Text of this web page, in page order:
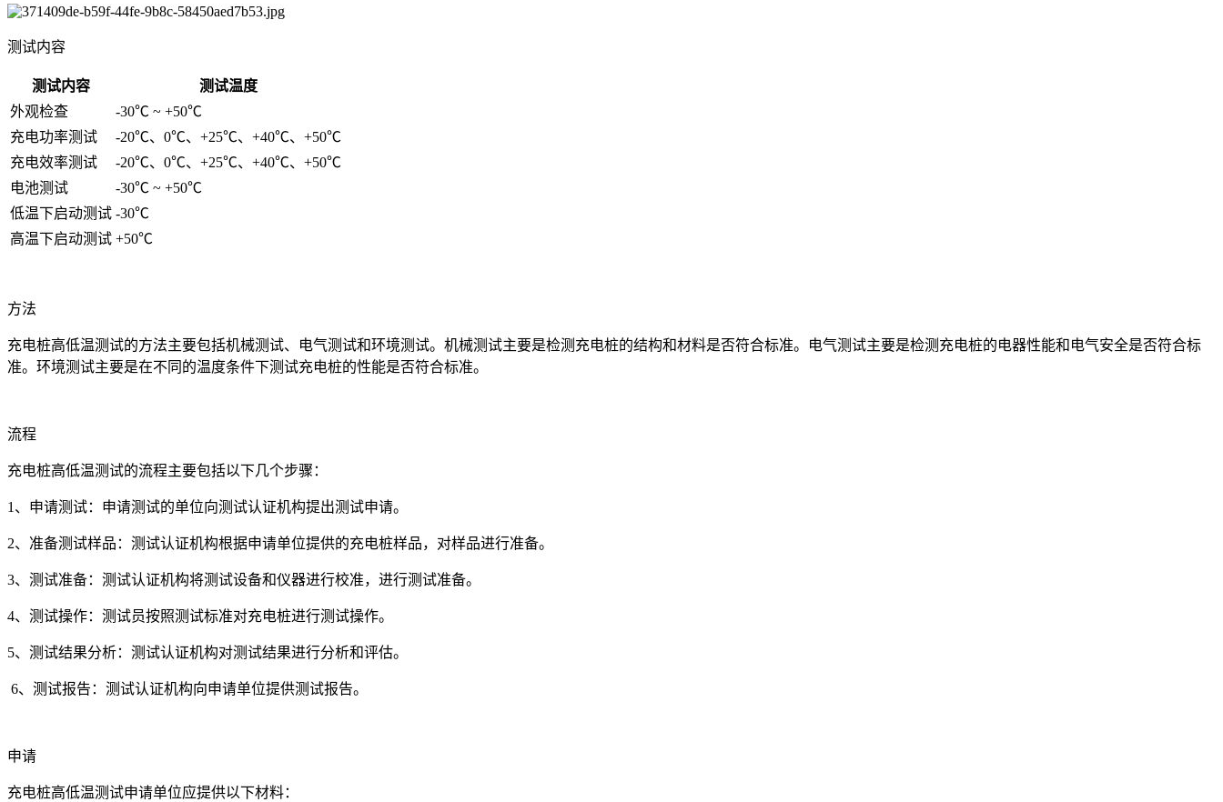
测试内容
测试内容
测试温度
外观检查
-30℃ ~ +50℃
充电功率测试
-20℃、0℃、+25℃、+40℃、+50℃
充电效率测试
-20℃、0℃、+25℃、+40℃、+50℃
电池测试
-30℃ ~ +50℃
低温下启动测试 -30℃
高温下启动测试 +50℃
方法
充电桩高低温测试的方法主要包括机械测试、电气测试和环境测试。机械测试主要是检测充电桩的结构和材料是否符合标准。电气测试主要是检测充电桩的电器性能和电气安全是否符合标
准。环境测试主要是在不同的温度条件下测试充电桩的性能是否符合标准。
流程
充电桩高低温测试的流程主要包括以下几个步骤：
1、申请测试：申请测试的单位向测试认证机构提出测试申请。
2、准备测试样品：测试认证机构根据申请单位提供的充电桩样品，对样品进行准备。
3、测试准备：测试认证机构将测试设备和仪器进行校准，进行测试准备。
4、测试操作：测试员按照测试标准对充电桩进行测试操作。
5、测试结果分析：测试认证机构对测试结果进行分析和评估。
6、测试报告：测试认证机构向申请单位提供测试报告。
申请
充电桩高低温测试申请单位应提供以下材料：